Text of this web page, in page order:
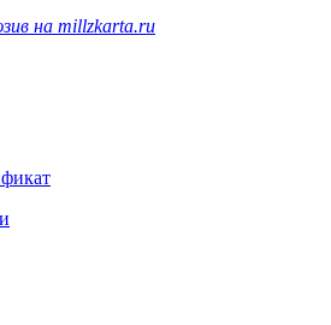
на millzkarta.ru